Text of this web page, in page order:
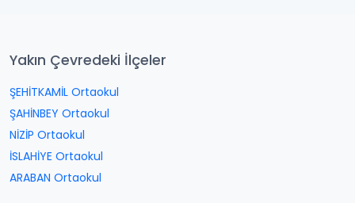
Yakın Çevredeki İlçeler
ŞEHİTKAMİL Ortaokul
ŞAHİNBEY Ortaokul
NİZİP Ortaokul
İSLAHİYE Ortaokul
ARABAN Ortaokul